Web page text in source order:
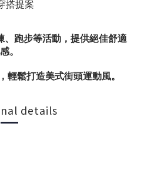
搭提案
、跑步等活動，提供絕佳舒適
感。
輕鬆打造美式街頭運動風。
details